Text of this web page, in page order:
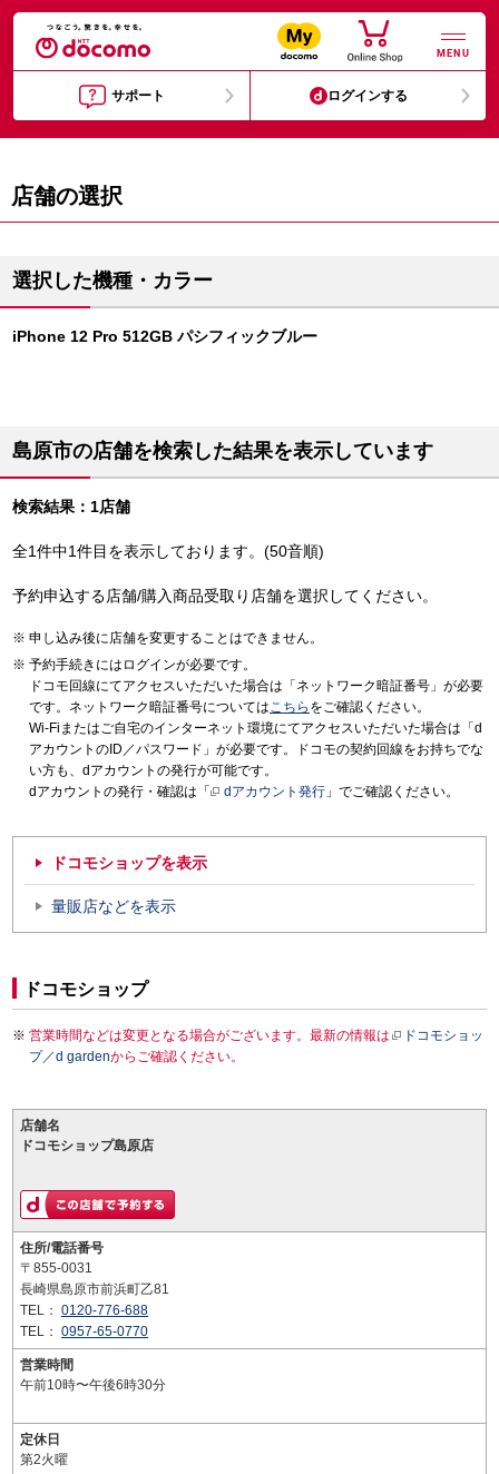
MENU
サポート ログインする
店舗の選択
選択した機種・カラー
iPhone 12 Pro 512GB パシフィックブルー
島原市の店舗を検索した結果を表示しています
検索結果：1店舗
全1件中1件目を表示しております。(50音順)
予約申込する店舗/購入商品受取り店舗を選択してください。
申し込み後に店舗を変更することはできません。
予約手続きにはログインが必要です。
ドコモ回線にてアクセスいただいた場合は「ネットワーク暗証番号」が必要
です。ネットワーク暗証番号についてはこちら をご確認ください。
Wi-Fiまたはご自宅のインターネット環境にてアクセスいただいた場合は「d
アカウントのID／パスワード」が必要です。ドコモの契約回線をお持ちでな
い方も、dアカウントの発行が可能です。
dアカウントの発行・確認は「
dアカウント発行 」でご確認ください。
ドコモショップを表示
量販店などを表示
ドコモショップ
営業時間などは変更となる場合がございます。最新の情報は
ドコモショッ
プ／d gardenからご確認ください。
店舗名
ドコモショップ島原店
住所/電話番号
〒855-0031
長崎県島原市前浜町乙81
TEL： 0120-776-688
TEL： 0957-65-0770
営業時間
午前10時〜午後6時30分
定休日
第2火曜